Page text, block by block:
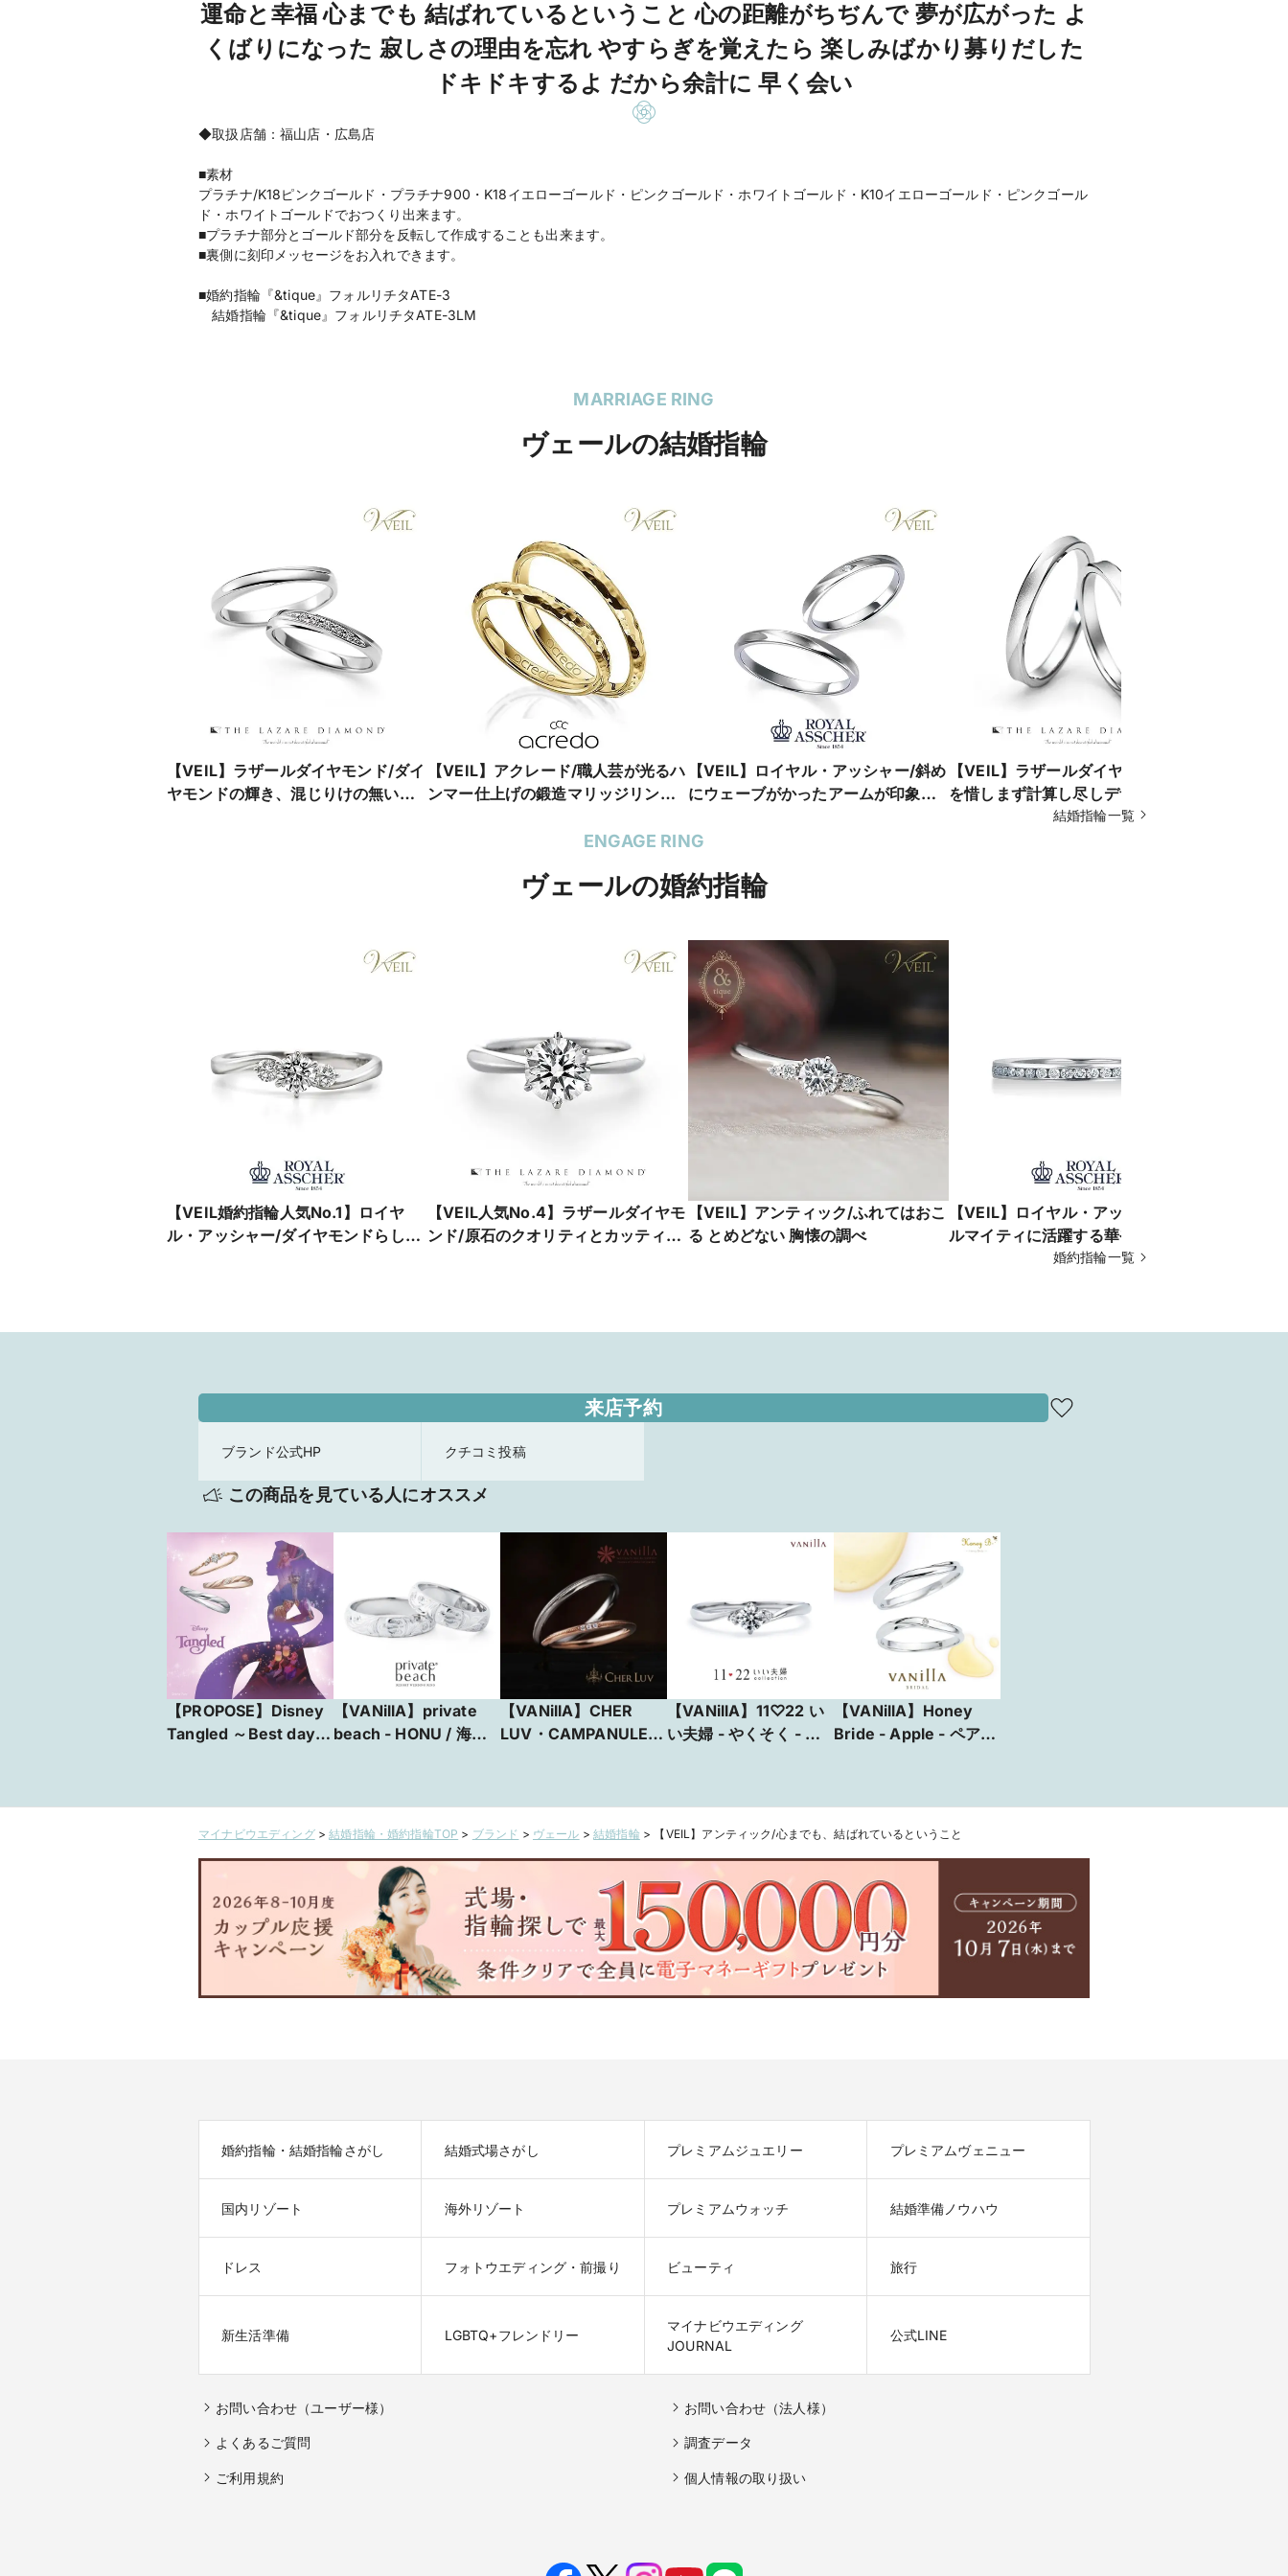
運命と幸福 心までも 結ばれているということ 心の距離がちぢんで 夢が広がった よ
くばりになった 寂しさの理由を忘れ やすらぎを覚えたら 楽しみばかり募りだした
ドキドキするよ だから余計に 早く会い
◆取扱店舗：福山店・広島店
■素材
プラチナ/K18ピンクゴールド・プラチナ900・K18イエローゴールド・ピンクゴールド・ホワイトゴールド・K10イエローゴールド・ピンクゴール
ド・ホワイトゴールドでおつくり出来ます。
■プラチナ部分とゴールド部分を反転して作成することも出来ます。
■裏側に刻印メッセージをお入れできます。
■婚約指輪『&tique』フォルリチタATE-3
結婚指輪『&tique』フォルリチタATE-3LM
MARRIAGE RING
ヴェールの結婚指輪
【VEIL】ラザールダイヤモンド/ダイ
ヤモンドの輝き、混じりけの無い本
【VEIL】アクレード/職人芸が光るハ
ンマー仕上げの鍛造マリッジリン
【VEIL】ロイヤル・アッシャー/斜め
にウェーブがかったアームが印象的
【VEIL】ラザールダイヤモンド/手間
を惜しまず計算し尽しデザインを追
結婚指輪一覧
ENGAGE RING
ヴェールの婚約指輪
【VEIL婚約指輪人気No.1】ロイヤ
ル・アッシャー/ダイヤモンドらしい
【VEIL人気No.4】ラザールダイヤモ
ンド/原石のクオリティとカッティン
【VEIL】アンティック/ふれてはおこ
る とめどない 胸懐の調べ
【VEIL】ロイヤル・アッシャー/オー
ルマイティに活躍する華やぎのある
ハーフエタニティリング
婚約指輪一覧
来店予約
ブランド公式HP クチコミ投稿
この商品を見ている人にオススメ
【PROPOSE】Disney
Tangled ～Best day
【VANillA】private
beach - HONU / 海亀 -
島店・福山本店】
【VANillA】CHER
LUV・CAMPANULE -
【VANillA】11♡22 い
い夫婦 - やくそく - プ
広島店・福山本店】
【VANillA】Honey
Bride - Apple - ペア16
広島店・福山本店】
マイナビウエディング>結婚指輪・婚約指輪TOP > ブランド > ヴェール >結婚指輪 > 【VEIL】アンティック/心までも、結ばれているということ
婚約指輪・結婚指輪さがし 結婚式場さがし プレミアムジュエリー プレミアムヴェニュー
国内リゾート 海外リゾート プレミアムウォッチ 結婚準備ノウハウ
ドレス フォトウエディング・前撮り ビューティ 旅行
新生活準備 LGBTQ+フレンドリー
マイナビウエディング
JOURNAL
公式LINE
お問い合わせ（ユーザー様） お問い合わせ（法人様）
よくあるご質問 調査データ
ご利用規約 個人情報の取り扱い